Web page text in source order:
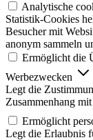
Analytische
Statistik-Cookies
Besucher mit
anonym sammeln
Ermöglicht die
Werbezwecken
Legt die
Zusammenhang
Ermöglicht
Legt die Erlaubnis